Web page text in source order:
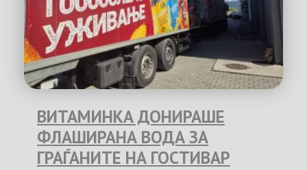
ВИТАМИНКА ДОНИРАШЕ
ФЛАШИРАНА ВОДА ЗА
ГРАЃАНИТЕ НА ГОСТИВАР